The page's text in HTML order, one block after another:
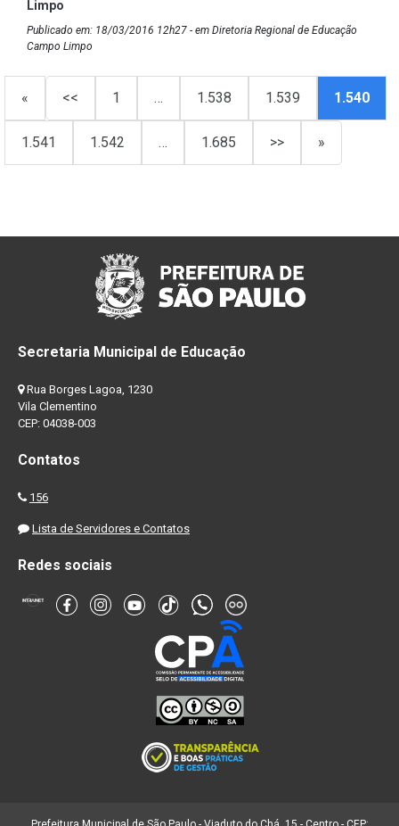
Limpo
Publicado em: 18/03/2016 12h27 - em Diretoria Regional de Educação
Campo Limpo
« << 1 … 1.538 1.539 1.540
1.541 1.542 … 1.685 >> »
Secretaria Municipal de Educação
Rua Borges Lagoa, 1230
Vila Clementino
CEP: 04038-003
Contatos
156
Lista de Servidores e Contatos
Redes sociais